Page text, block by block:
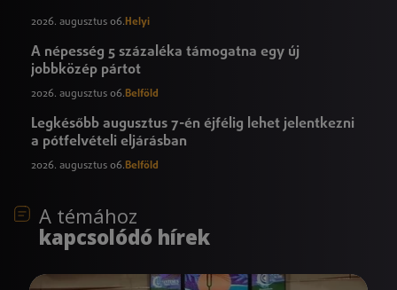
2026. augusztus 06. Helyi
A népesség 5 százaléka támogatna egy új
jobbközép pártot
2026. augusztus 06.Belföld
Legkésőbb augusztus 7-én éjfélig lehet jelentkezni
a pótfelvételi eljárásban
2026. augusztus 06.Belföld
A témához
kapcsolódó hírek